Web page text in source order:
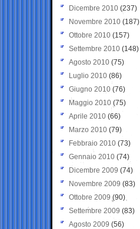
Dicembre 2010 (237)
Novembre 2010 (187)
Ottobre 2010 (157)
Settembre 2010 (148)
Agosto 2010 (75)
Luglio 2010 (86)
Giugno 2010 (76)
Maggio 2010 (75)
Aprile 2010 (66)
Marzo 2010 (79)
Febbraio 2010 (73)
Gennaio 2010 (74)
Dicembre 2009 (74)
Novembre 2009 (83)
Ottobre 2009 (90)
Settembre 2009 (83)
Agosto 2009 (56)